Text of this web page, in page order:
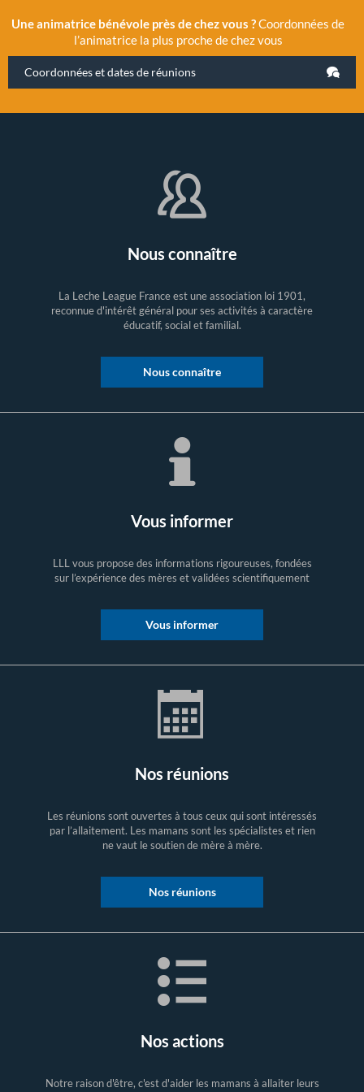
Une animatrice bénévole près de chez vous ?Coordonnées de
l’animatrice la plus proche de chez vous
Coordonnées et dates de réunions
Nous connaître
La Leche League France est une association loi 1901,
reconnue d'intérêt général pour ses activités à caractère
éducatif, social et familial.
Nous connaître
Vous informer
LLL vous propose des informations rigoureuses, fondées
sur l’expérience des mères et validées scientifiquement
Vous informer
Nos réunions
Les réunions sont ouvertes à tous ceux qui sont intéressés
par l’allaitement. Les mamans sont les spécialistes et rien
ne vaut le soutien de mère à mère.
Nos réunions
Nos actions
Notre raison d'être, c'est d'aider les mamans à allaiter leurs